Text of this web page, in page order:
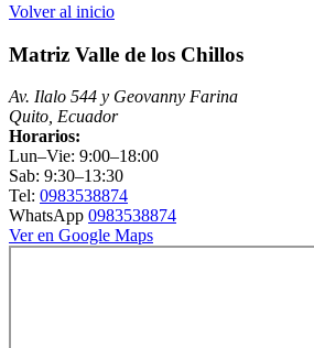
Volver al inicio
Matriz Valle de los Chillos
Av. Ilalo 544 y Geovanny Farina
Quito, Ecuador
Horarios:
Lun–Vie: 9:00–18:00
Sab: 9:30–13:30
Tel: 0983538874
WhatsApp 0983538874
Ver en Google Maps